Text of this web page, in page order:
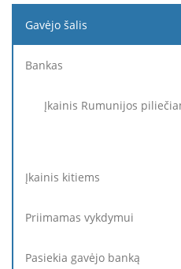
Gavėjo
piliečiams,
turėtojams